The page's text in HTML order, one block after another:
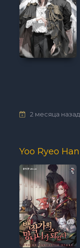
2 месяца назад